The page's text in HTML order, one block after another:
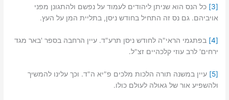
[3]
כל הנס הוא שניתן ליהודים לעמוד על נפשם ולהתגונן מפני
אויביהם. גם נס זה התחיל בחודש ניסן, בתליית המן על העץ.
[4]
בפתגמי הראי"ה לחודש ניסן תרע"ד. עיין הרחבה בספר 'באר מגד
ירחים' לרב עוזי קלכהיים זצ"ל.
[5]
עיין במשנה תורה הלכות מלכים פ"יא ה"ד. וכך עלינו להמשיך
ולהשפיע אור של גאולה לעולם כולו.